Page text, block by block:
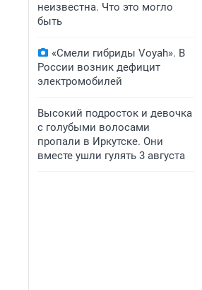
неизвестна. Что это могло
быть
«Смели гибриды Voyah». В
России возник дефицит
электромобилей
Высокий подросток и девочка
с голубыми волосами
пропали в Иркутске. Они
вместе ушли гулять 3 августа